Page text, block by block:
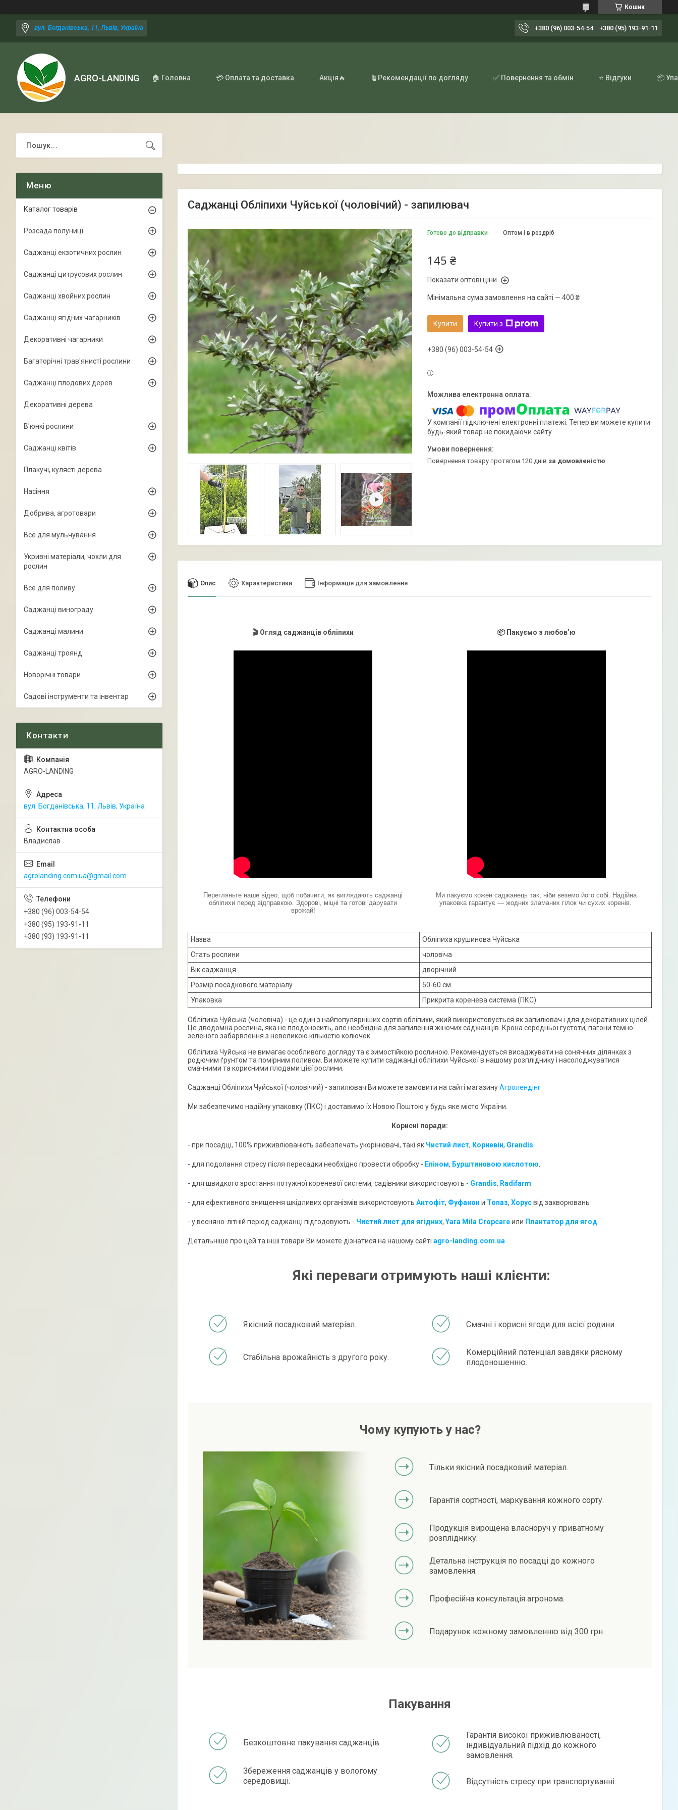
Кошик
вул. Богданівська, 11, Львів, Україна +380 (96) 003-54-54 +380 (95) 193-91-11
AGRO-LANDING 🏠 Головна 💳 Оплата та доставка Акція🔥 🪴Рекомендації по догляду ✅ Повернення та обмін ⭐ Відгуки 📦
Саджанці Обліпихи Чуйської (чоловічий) - запилювач
Готово до відправки Оптом і в роздріб
145 ₴
Показати оптові ціни
Мінімальна сума замовлення на сайті — 400 ₴
Купити Купити з
+380 (96) 003-54-54
У компанії підключені електронні платежі. Тепер ви можете купити
будь-який товар не покидаючи сайту.
повернення товару протягом 120 днів за домовленістю
Опис Характеристики Інформація для замовлення
🎬 Огляд саджанців обліпихи
Перегляньте наше відео, щоб побачити, як виглядають саджанці
обліпихи перед відправкою. Здорові, міцні та готові дарувати
врожай!
📦 Пакуємо з любов’ю
Ми пакуємо кожен саджанець так, ніби веземо його собі. Надійна
упаковка гарантує — жодних зламаних гілок чи сухих коренів.
Назва
Обліпиха крушинова Чуйська
Стать рослини
чоловіча
Вік саджанця
дворічний
Розмір посадкового матеріалу
50-60 см
Упаковка
Прикрита коренева система (ПКС)
Обліпиха Чуйська (чоловіча) - це один з найпопулярніших сортів обліпихи, який використовується як запилювач і для декоративних цілей.
Це дводомна рослина, яка не плодоносить, але необхідна для запилення жіночих саджанців. Крона середньої густоти, пагони темно-
зеленого забарвлення з невеликою кількістю колючок.
Обліпиха Чуйська не вимагає особливого догляду та є зимостійкою рослиною. Рекомендується висаджувати на сонячних ділянках з
родючим ґрунтом та помірним поливом. Ви можете купити саджанці обліпихи Чуйської в нашому розпліднику і насолоджуватися
смачними та корисними плодами цієї рослини.
Саджанці Обліпихи Чуйської (чоловічий) - запилювач Ви можете замовити на сайті магазинуАгролендінг
Ми забезпечимо надійну упаковку (ПКС) і доставимо їх Новою Поштою у будь яке місто України.
Корисні поради:
- при посадці, 100% приживлюваність забезпечать укорінювачі, такі як Чистий лист, Корневін, Grandis
- для подолання стресу після пересадки необхідно провести обробку - Епіном, Бурштиновою кислотою
- для швидкого зростання потужної кореневої системи, садівники використовують - Grandis, Radifarm
- для ефективного знищення шкідливих організмів використовують Актофіт, Фуфанон и Топаз, Хорусвід захворювань
- у весняно-літній період саджанці підгодовують - Чистий лист для ягідних, Yara Mila Cropcareили Плантатор для ягод
Детальніше про цей та інші товари Ви можете дізнатися на нашому сайті agro-landing.com.ua
Які переваги отримують наші клієнти:
Якісний посадковий матеріал.
Стабільна врожайність з другого року.
Смачні і корисні ягоди для всієї родини.
Комерційний потенціал завдяки рясному
плодоношенню.
Чому купують у нас?
Тільки якісний посадковий матеріал.
Гарантія сортності, маркування кожного сорту.
Продукція вирощена власноруч у приватному
розпліднику.
Детальна інструкція по посадці до кожного
замовлення.
Професійна консультація агронома.
Подарунок кожному замовленню від 300 грн.
Пакування
Безкоштовне пакування саджанців.
Збереження саджанців у вологому
середовищі.
Гарантія високої приживлюваності,
індивідуальний підхід до кожного
замовлення.
Відсутність стресу при транспортуванні.
Каталог товарів
Розсада полуниці
Саджанці екзотичних рослин
Саджанці цитрусових рослин
Саджанці хвойних рослин
Саджанці ягідних чагарників
Декоративні чагарники
Багаторічні трав'янисті рослини
Саджанці плодових дерев
Декоративні дерева
В'юнкі рослини
Саджанці квітів
Плакучі, кулясті дерева
Насіння
Добрива, агротовари
Все для мульчування
Укривні матеріали, чохли для
рослин
Все для поливу
Саджанці винограду
Саджанці малини
Саджанці троянд
Новорічні товари
Садові інструменти та інвентар
AGRO-LANDING
вул. Богданівська, 11, Львів, Україна
Владислав
agrolanding.com.ua@gmail.com
+380 (96) 003-54-54
+380 (95) 193-91-11
+380 (93) 193-91-11